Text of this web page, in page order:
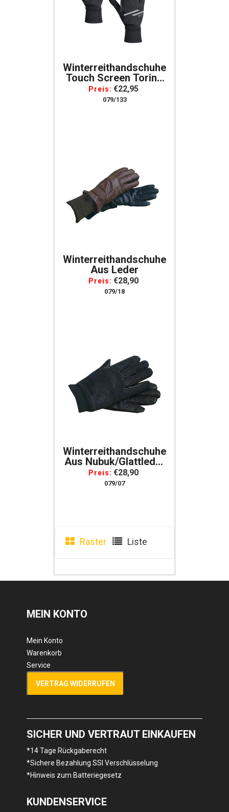
Winterreithandschuhe
Touch Screen Torino
Schwarz
Preis: €22,95
079/133
Winterreithandschuhe
Aus Leder
Preis: €28,90
079/18
Winterreithandschuhe
Aus Nubuk/Glattleder
Mit Warmen Futter
Und Strickbund
Preis: €28,90
079/07
Raster Liste
MEIN KONTO
Mein Konto
Warenkorb
Service
VERTRAG WIDERRUFEN
SICHER UND VERTRAUT EINKAUFEN
*14 Tage Rückgaberecht
*Sichere Bezahlung SSl Verschlüsselung
*Hinweis zum Batteriegesetz
KUNDENSERVICE